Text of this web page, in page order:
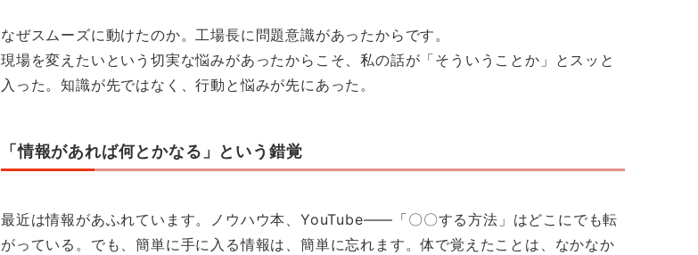
なぜスムーズに動けたのか。工場長に問題意識があったからです。
現場を変えたいという切実な悩みがあったからこそ、私の話が「そういうことか」とスッと
入った。知識が先ではなく、行動と悩みが先にあった。
「情報があれば何とかなる」という錯覚
最近は情報があふれています。ノウハウ本、YouTube——「〇〇する方法」はどこにでも転
がっている。でも、簡単に手に入る情報は、簡単に忘れます。体で覚えたことは、なかなか